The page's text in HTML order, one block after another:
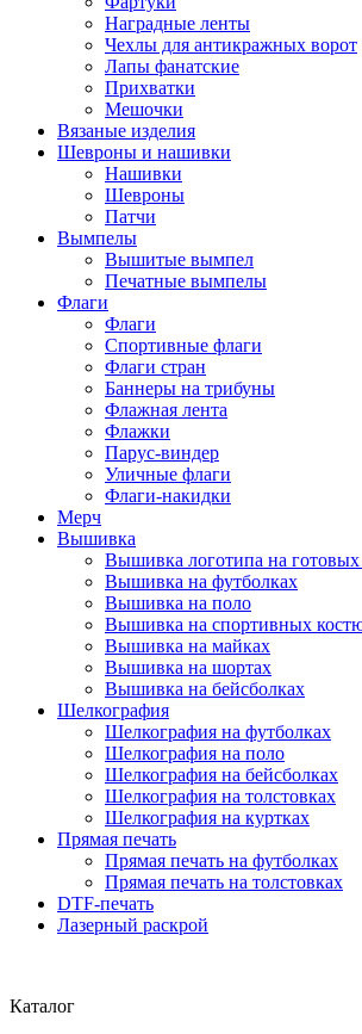
Наградные ленты
Чехлы для антикражных ворот
Лапы фанатские
Прихватки
Мешочки
Вязаные изделия
Шевроны и нашивки
Нашивки
Шевроны
Патчи
Вымпелы
Вышитые вымпел
Печатные вымпелы
Флаги
Флаги
Спортивные флаги
Флаги стран
Баннеры на трибуны
Флажная лента
Флажки
Парус-виндер
Уличные флаги
Флаги-накидки
Мерч
Вышивка
Вышивка логотипа на готовых
Вышивка на футболках
Вышивка на поло
Вышивка на спортивных
Вышивка на майках
Вышивка на шортах
Вышивка на бейсболках
Шелкография
Шелкография на футболках
Шелкография на поло
Шелкография на бейсболках
Шелкография на толстовках
Шелкография на куртках
Прямая печать
Прямая печать на футболках
Прямая печать на толстовках
DTF-печать
Лазерный раскрой
Каталог